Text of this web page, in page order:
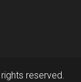
reserved.